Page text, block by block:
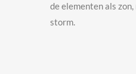
de elementen als
storm.